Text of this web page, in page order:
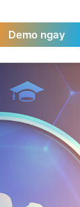
Demo ngay